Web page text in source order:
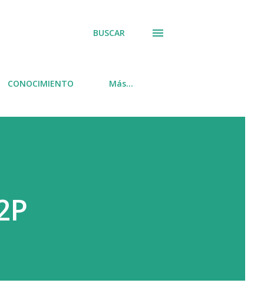
BUSCAR
CONOCIMIENTO Más…